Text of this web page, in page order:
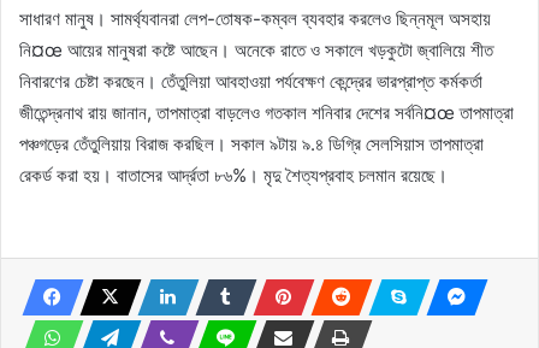
সাধারণ মানুষ। সামর্থ্যবানরা লেপ-তোষক-কম্বল ব্যবহার করলেও ছিন্নমূল অসহায়
নি¤œ আয়ের মানুষরা কষ্টে আছেন। অনেকে রাতে ও সকালে খড়কুটো জ্বালিয়ে শীত
নিবারণের চেষ্টা করছেন। তেঁতুলিয়া আবহাওয়া পর্যবেক্ষণ কেন্দ্রের ভারপ্রাপ্ত কর্মকর্তা
জীতেন্দ্রনাথ রায় জানান, তাপমাত্রা বাড়লেও গতকাল শনিবার দেশের সর্বনি¤œ তাপমাত্রা
পঞ্চগড়ের তেঁতুলিয়ায় বিরাজ করছিল। সকাল ৯টায় ৯.৪ ডিগ্রি সেলসিয়াস তাপমাত্রা
রেকর্ড করা হয়। বাতাসের আর্দ্রতা ৮৬%। মৃদু শৈত্যপ্রবাহ চলমান রয়েছে।